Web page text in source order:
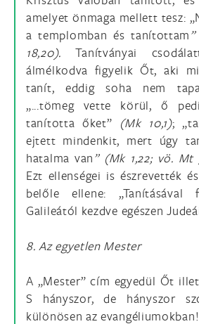
amelyet önmaga mellett tesz:
a templomban és tanítottam
18,20).Tanítványai
álmélkodva figyelik Őt, aki
tanít, eddig soha nem
„...tömeg vette körül, ő
tanította őket” (Mk 10,1);
ejtett mindenkit, mert úgy
hatalma van” (Mk 1,22; vö. Mt
Ezt ellenségei is észrevették
belőle ellene:
Galileától kezdve egészen
8. Az egyetlen Mester
A „Mester” cím egyedül Őt
S hányszor, de hányszor
különösen az evangéliumokban!